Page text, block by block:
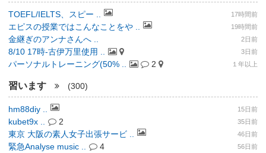
TOEFL/IELTS、スピー .. 17時間前
エピスの授業ではこんなことをや .. 19時間前
金継ぎのアンナさんへ .. 2日前
8/10 17時-古伊万里使用 .. 3日前
パーソナルトレーニング(50% .. 2 １年以上
習います (300)
hm88diy .. 15日前
kubet9x .. 2 35日前
東京 大阪の素人女子出張サービ .. 46日前
緊急Analyse music .. 4 56日前